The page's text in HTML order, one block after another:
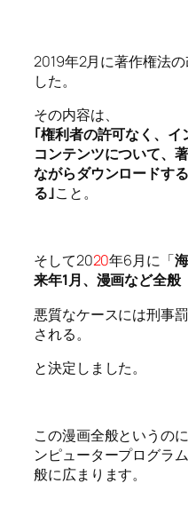
2019年2月に著作権法
した。
その内容は、
｢権利者の許可なく、
コンテンツについて、
ながらダウンロードす
る｣こと。
そして2020年6月に「
来年1月、漫画など全
悪質なケースには刑事
される。
と決定しました。
この漫画全般というの
ンピュータープログラ
般に広まります。